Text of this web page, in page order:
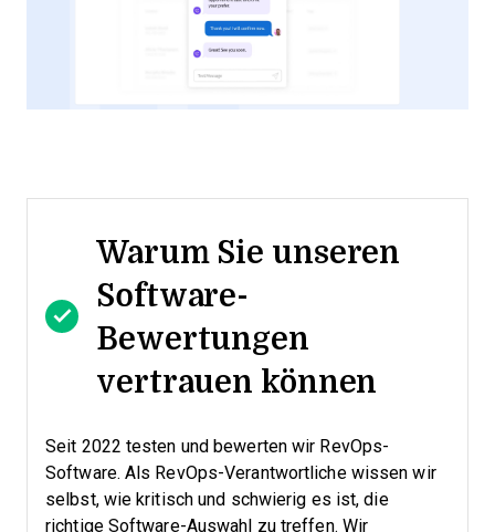
Warum Sie unseren
Software-
Bewertungen
vertrauen können
Seit 2022 testen und bewerten wir RevOps-
Software. Als RevOps-Verantwortliche wissen wir
selbst, wie kritisch und schwierig es ist, die
richtige Software-Auswahl zu treffen. Wir